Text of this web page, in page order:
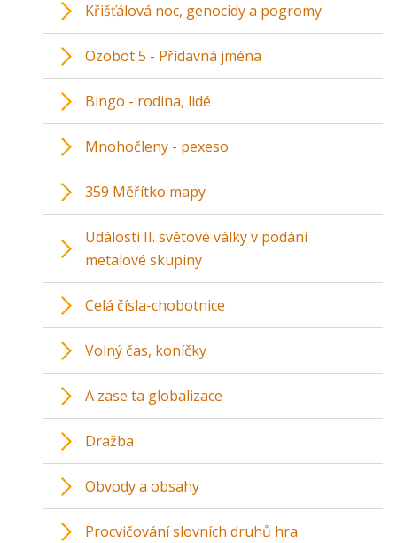
Křišťálová noc, genocidy a pogromy
Ozobot 5 - Přídavná jména
Bingo - rodina, lidé
Mnohočleny - pexeso
359 Měřítko mapy
Události II. světové války v podání
metalové skupiny
Celá čísla-chobotnice
Volný čas, koníčky
A zase ta globalizace
Dražba
Obvody a obsahy
Procvičování slovních druhů hra